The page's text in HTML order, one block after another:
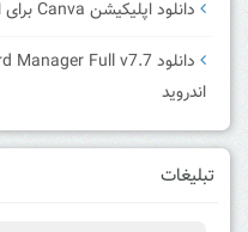
دانلود اپلیکیشن Canva برای اندروید نسخه 2.139.0
اندروید
تبلیغات